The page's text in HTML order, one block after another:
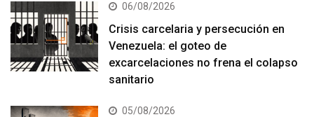
06/08/2026
Crisis carcelaria y persecución en
Venezuela: el goteo de
excarcelaciones no frena el colapso
sanitario
05/08/2026